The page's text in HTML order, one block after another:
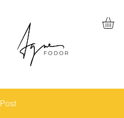
Post